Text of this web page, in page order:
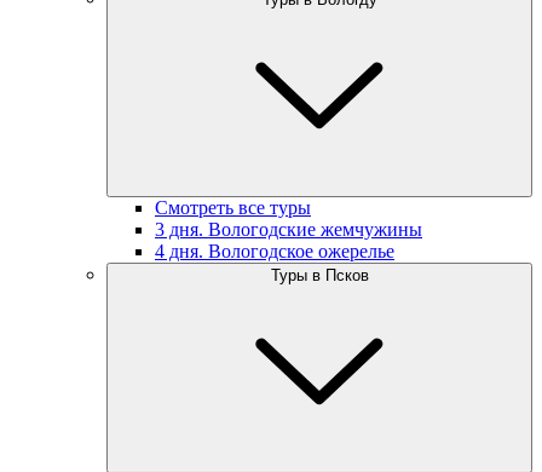
Смотреть все туры
3 дня. Вологодские жемчужины
4 дня. Вологодское ожерелье
Туры в Псков